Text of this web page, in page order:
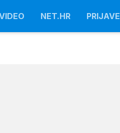
NET.HR PRIJAVE